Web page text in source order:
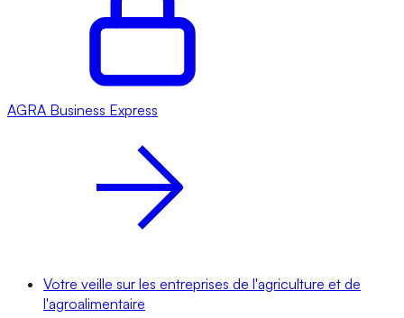
AGRA Business Express
Votre veille sur les entreprises de l'agriculture et de
l'agroalimentaire